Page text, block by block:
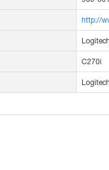
http://
Logitech
C270i
Logitech